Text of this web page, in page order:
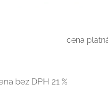
cena
bez DPH 21 %